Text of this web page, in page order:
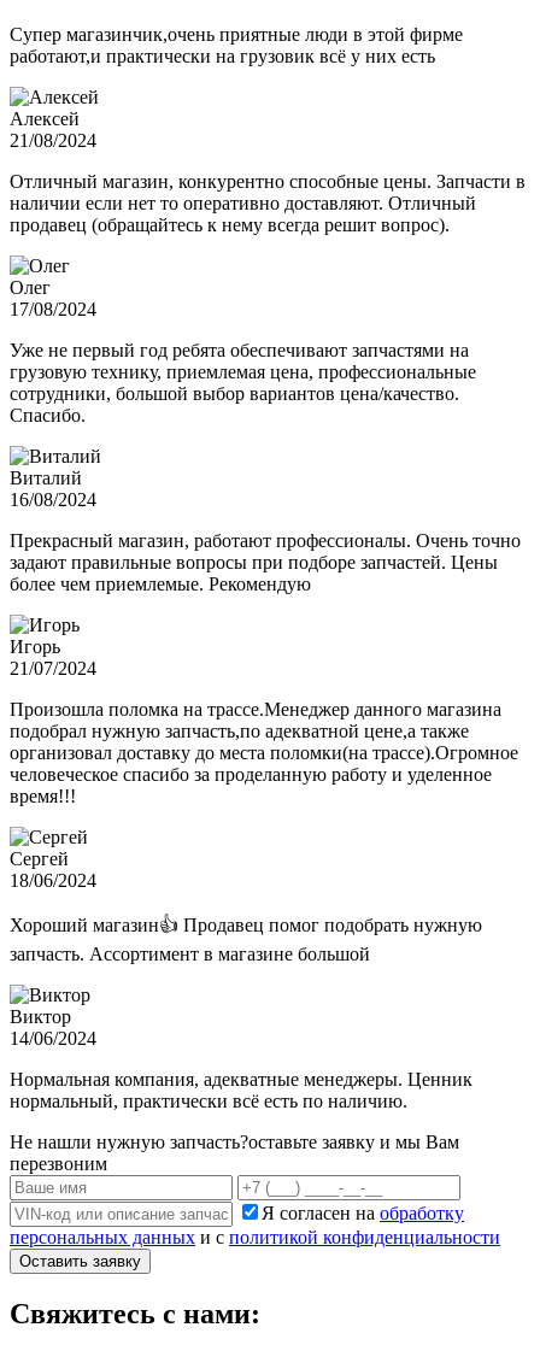
Супер магазинчик,очень приятные люди в этой фирме
работают,и практически на грузовик всё у них есть
Алексей
21/08/2024
Отличный магазин, конкурентно способные цены. Запчасти в
наличии если нет то оперативно доставляют. Отличный
продавец (обращайтесь к нему всегда решит вопрос).
Олег
17/08/2024
Уже не первый год ребята обеспечивают запчастями на
грузовую технику, приемлемая цена, профессиональные
сотрудники, большой выбор вариантов цена/качество.
Спасибо.
Виталий
16/08/2024
Прекрасный магазин, работают профессионалы. Очень точно
задают правильные вопросы при подборе запчастей. Цены
более чем приемлемые. Рекомендую
Игорь
21/07/2024
Произошла поломка на трассе.Менеджер данного магазина
подобрал нужную запчасть,по адекватной цене,а также
организовал доставку до места поломки(на трассе).Огромное
человеческое спасибо за проделанную работу и уделенное
время!!!
Сергей
18/06/2024
Хороший магазин👍 Продавец помог подобрать нужную
запчасть. Ассортимент в магазине большой
Виктор
14/06/2024
Нормальная компания, адекватные менеджеры. Ценник
нормальный, практически всё есть по наличию.
Не нашли нужную запчасть?оставьте заявку и мы Вам
перезвоним
Я согласен на обработку
персональных данных и с политикой конфиденциальности
Оставить заявку
Свяжитесь с нами: